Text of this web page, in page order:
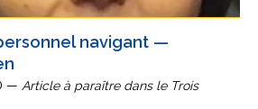
navigant —
— Article à paraître dans le Trois